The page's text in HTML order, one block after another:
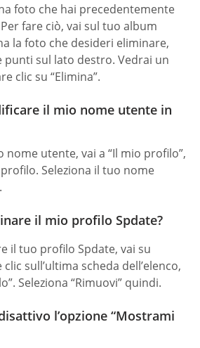
foto che hai precedentemente
fare ciò, vai sul tuo album
la foto che desideri eliminare,
punti sul lato destro. Vedrai un
clic su “Elimina”.
il mio nome utente in
utente, vai a “Il mio profilo”,
Seleziona il tuo nome
il mio profilo Spdate?
il tuo profilo Spdate, vai su
clic sull’ultima scheda dell’elenco,
Seleziona “Rimuovi” quindi.
l’opzione “Mostrami